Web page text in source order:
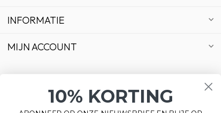
INFORMATIE
MIJN ACCOUNT
10% KORTING